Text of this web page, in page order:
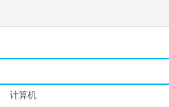
计算机